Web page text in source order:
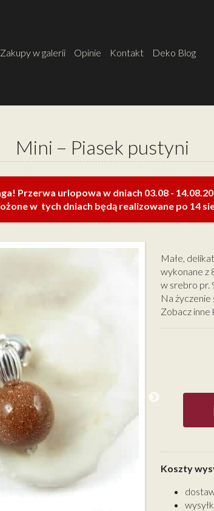
Zakupy w galerii Opinie Kontakt Deko Blog
Mini – Piasek pustyni
Przerwa urlopowa w dniach 03.08 -
w tych dniach będą realizowane po 14
Małe,
wykonane z
w srebro pr.
Na życzenie
Zobacz
Koszty